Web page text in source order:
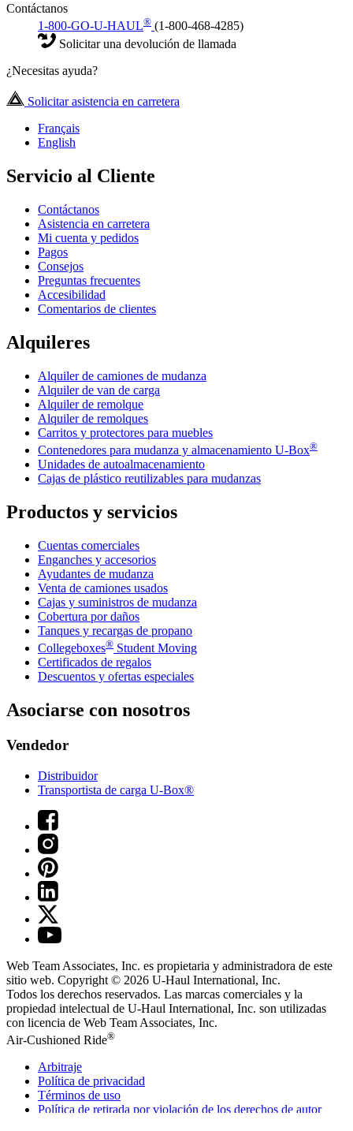
Contáctanos
1-800-GO-U-HAUL® (1-800-468-4285)
Solicitar una devolución de llamada
¿Necesitas ayuda?
Solicitar asistencia en carretera
Français
English
Servicio al Cliente
Contáctanos
Asistencia en carretera
Mi cuenta y pedidos
Pagos
Consejos
Preguntas frecuentes
Accesibilidad
Comentarios de clientes
Alquileres
Alquiler de camiones de mudanza
Alquiler de van de carga
Alquiler de remolque
Alquiler de remolques
Carritos y protectores para muebles
Contenedores para mudanza y almacenamiento U-Box®
Unidades de autoalmacenamiento
Cajas de plástico reutilizables para mudanzas
Productos y servicios
Cuentas comerciales
Enganches y accesorios
Ayudantes de mudanza
Venta de camiones usados
Cajas y suministros de mudanza
Cobertura por daños
Tanques y recargas de propano
Collegeboxes® Student Moving
Certificados de regalos
Descuentos y ofertas especiales
Asociarse con nosotros
Vendedor
Distribuidor
Transportista de carga U-Box®
Web Team Associates, Inc. es propietaria y administradora de este
sitio web. Copyright © 2026 U-Haul International, Inc.
Todos los derechos reservados. Las marcas comerciales y la
propiedad intelectual de U-Haul International, Inc. son utilizadas
con licencia de Web Team Associates, Inc.
Air-Cushioned Ride®
Arbitraje
Política de privacidad
Términos de uso
Política de retirada por violación de los derechos de autor